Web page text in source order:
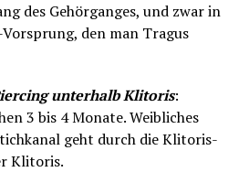
des Gehörganges, und zwar in
den man Tragus
unterhalb Klitoris:
3 bis 4 Monate. Weibliches
geht durch die Klitoris-
Klitoris.